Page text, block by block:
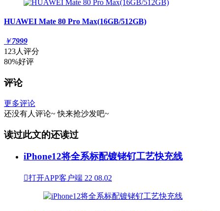
HUAWEI Mate 80 Pro Max(16GB/512GB)
￥7999
123人评分
80%好评
评论
更多评论
还没有人评论~ 快来抢沙发吧~
读过此文的还读过
iPhone12将全系标配镀铑钌工艺快充线
打开APP客户端 22 08.02